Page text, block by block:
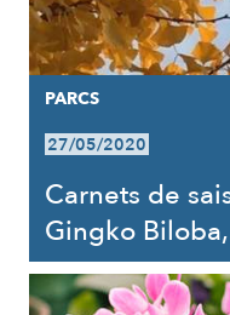
PARCS
27/05/2020
Carnets de
Gingko